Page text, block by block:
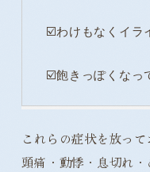
☑️わけもなくイラ
☑️飽きっぽくなっ
これらの症状を放っ
頭痛・動悸・息切れ